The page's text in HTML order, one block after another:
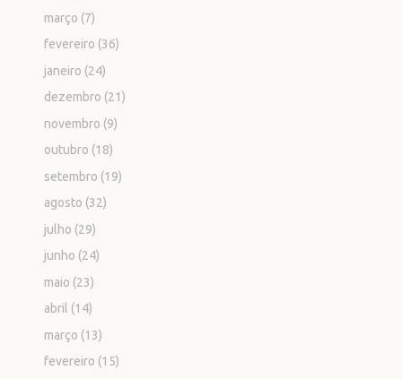
março (7)
fevereiro (36)
janeiro (24)
dezembro (21)
novembro (9)
outubro (18)
setembro (19)
agosto (32)
julho (29)
junho (24)
maio (23)
abril (14)
março (13)
fevereiro (15)